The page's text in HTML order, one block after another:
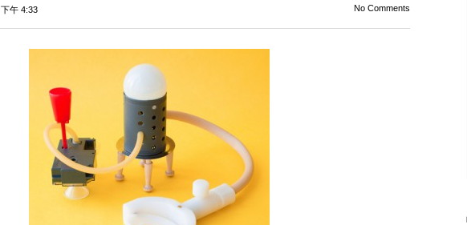
下午 4:33 No Comments